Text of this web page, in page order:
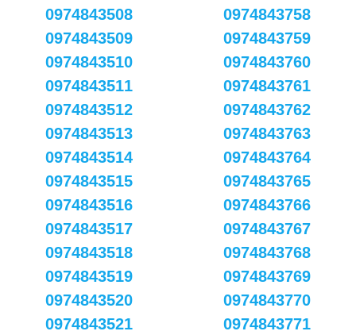
0974843508
0974843509
0974843510
0974843511
0974843512
0974843513
0974843514
0974843515
0974843516
0974843517
0974843518
0974843519
0974843520
0974843521
0974843758
0974843759
0974843760
0974843761
0974843762
0974843763
0974843764
0974843765
0974843766
0974843767
0974843768
0974843769
0974843770
0974843771